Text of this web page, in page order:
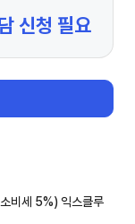
신청 필요
비세 5%)익스클루